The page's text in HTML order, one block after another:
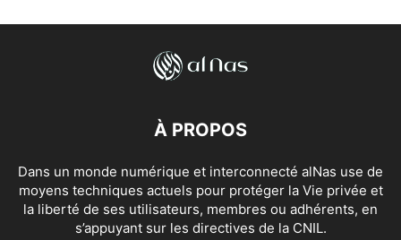
À PROPOS
Dans un monde numérique et interconnecté alNas use de
moyens techniques actuels pour protéger la Vie privée et
la liberté de ses utilisateurs, membres ou adhérents, en
s’appuyant sur les directives de la CNIL.